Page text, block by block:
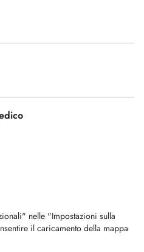
nelle "Impostazioni sulla
il caricamento della mappa